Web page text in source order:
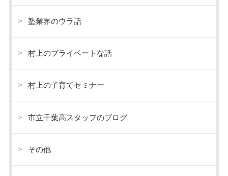
塾業界のウラ話
村上のプライベートな話
村上の子育てセミナー
市立千葉高スタッフのブログ
その他